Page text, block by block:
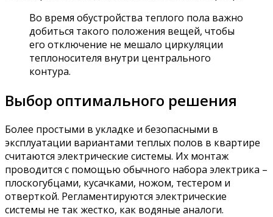
Во время обустройства теплого пола важно
добиться такого положения вещей, чтобы
его отключение не мешало циркуляции
теплоносителя внутри центрального
контура.
Выбор оптимального решения
Более простыми в укладке и безопасными в
эксплуатации вариантами теплых полов в квартире
считаются электрические системы. Их монтаж
проводится с помощью обычного набора электрика –
плоскогубцами, кусачками, ножом, тестером и
отверткой. Регламентируются электрические
системы не так жестко, как водяные аналоги.